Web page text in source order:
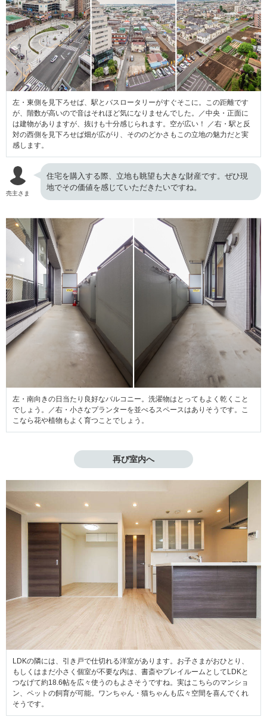
左・東側を見下ろせば、駅とバスロータリーがすぐそこに。この距離です
が、階数が高いので音はそれほど気になりませんでした。／中央・正面に
は建物がありますが、抜けも十分感じられます。空が広い！ ／右・駅と反
対の西側を見下ろせば畑が広がり、そののどかさもこの立地の魅力だと実
感します。
売主さま
住宅を購入する際、立地も眺望も大きな財産です。ぜひ現
地でその価値を感じていただきたいですね。
左・南向きの日当たり良好なバルコニー。洗濯物はとってもよく乾くこと
でしょう。／右・小さなプランターを並べるスペースはありそうです。こ
こなら花や植物もよく育つことでしょう。
再び室内へ
LDKの隣には、引き戸で仕切れる洋室があります。お子さまがおひとり、
もしくはまだ小さく個室が不要な内は、書斎やプレイルームとしてLDKと
つなげて約18.6帖を広々使うのもよさそうですね。実はこちらのマンショ
ン、ペットの飼育が可能。ワンちゃん・猫ちゃんも広々空間を喜んでくれ
そうです。